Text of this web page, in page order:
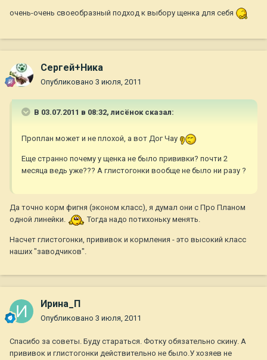
очень-очень своеобразный подход к выбору щенка для себя
Сергей+Ника
Опубликовано 3 июля, 2011
В 03.07.2011 в 08:32, лисёнок сказал:
Проплан может и не плохой, а вот Дог Чау
Еще странно почему у щенка не было прививки? почти 2
месяца ведь уже??? А глистогонки вообще не было ни разу ?
Да точно корм фигня (эконом класс), я думал они с Про Планом
одной линейки.
Тогда надо потихоньку менять.
Насчет глистогонки, прививок и кормления - это высокий класс
наших "заводчиков".
Ирина_П
Опубликовано 3 июля, 2011
Спасибо за советы. Буду стараться. Фотку обязательно скину. А
прививок и глистогонки действительно не было.У хозяев не